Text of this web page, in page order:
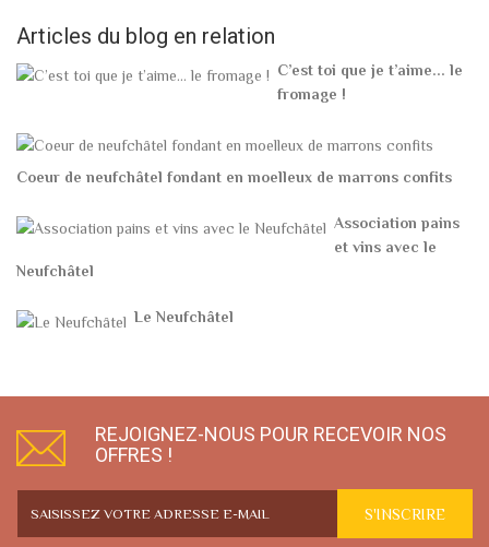
Articles du blog en relation
C’est toi que je t’aime... le
fromage !
Coeur de neufchâtel fondant en moelleux de marrons confits
Association pains
et vins avec le
Neufchâtel
Le Neufchâtel
REJOIGNEZ-NOUS POUR RECEVOIR NOS
OFFRES !
S'INSCRIRE